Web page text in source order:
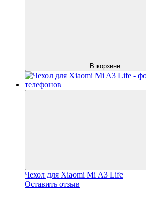
В корзине
Чехол для Xiaomi Mi A3 Life
Оставить отзыв